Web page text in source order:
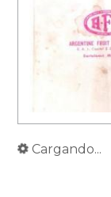
Cargando...